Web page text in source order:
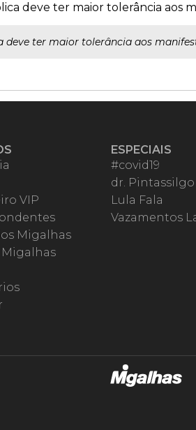
deve ter maior tolerância aos
deve ter maior tolerância aos
VIP
Migalhas
Migalhas
ESPECIAIS
#covid19
dr. Pintassilgo
Lula Fala
Vazamentos